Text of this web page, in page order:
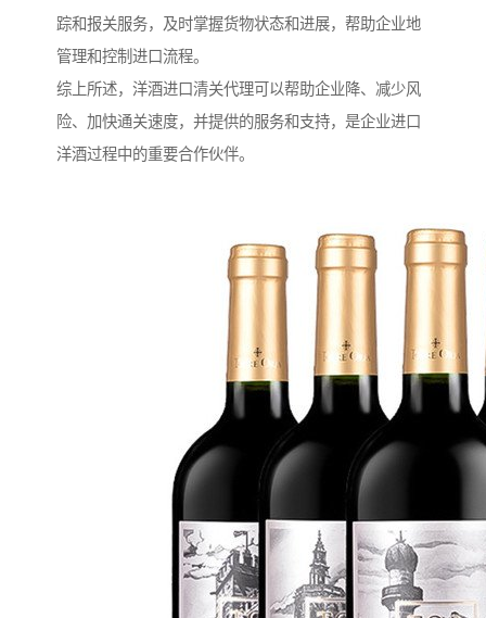
踪和报关服务，及时掌握货物状态和进展，帮助企业地
管理和控制进口流程。
综上所述，洋酒进口清关代理可以帮助企业降、减少风
险、加快通关速度，并提供的服务和支持，是企业进口
洋酒过程中的重要合作伙伴。